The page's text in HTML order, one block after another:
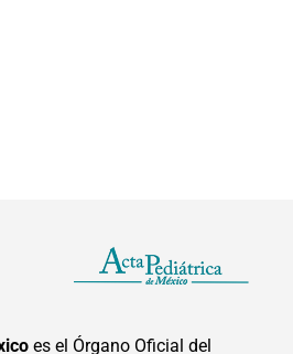
es el Órgano Oficial del